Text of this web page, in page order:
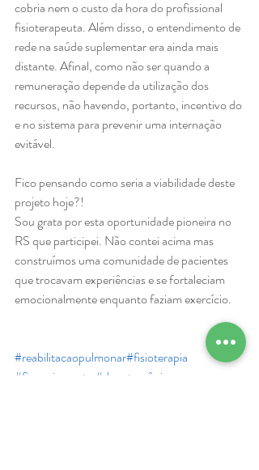
cobria nem o custo da hora do profissional
fisioterapeuta. Além disso, o entendimento de
rede na saúde suplementar era ainda mais
distante. Afinal, como não ser quando a
remuneração depende da utilização dos
recursos, não havendo, portanto, incentivo do
e no sistema para prevenir uma internação
evitável.
Fico pensando como seria a viabilidade deste
projeto hoje?!
Sou grata por esta oportunidade pioneira no
RS que participei. Não contei acima mas
construímos uma comunidade de pacientes
que trocavam experiências e se fortaleciam
emocionalmente enquanto faziam exercício.
#reabilitacaopulmonar#fisioterapia
#financiamento
#doentecrônico